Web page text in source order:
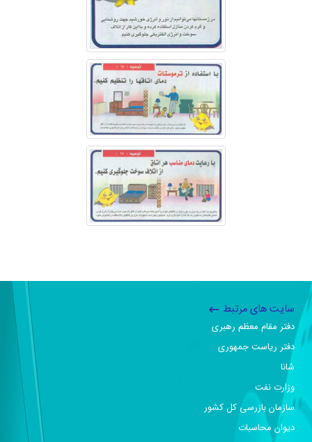
سایت های مرتبط
دفتر مقام معظم رهبری
دفتر ریاست جمهوری
شانا
وزارت نفت
سازمان بازرسی کل کشور
دیوان محاسبات